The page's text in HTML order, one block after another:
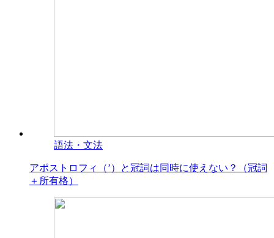
語法・文法
アポストロフィ（’）と冠詞は同時に使えない？（冠詞
＋所有格）